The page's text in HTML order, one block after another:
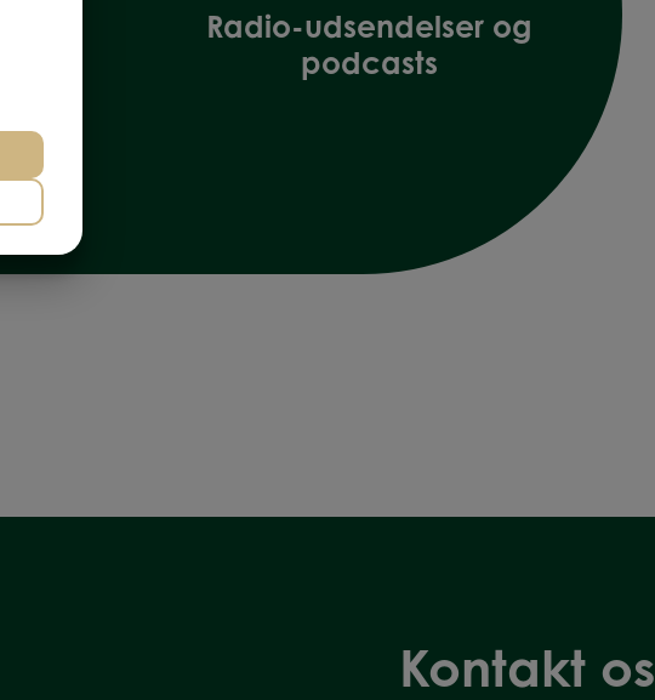
Radio-udsendelser og
podcasts
Kontakt os